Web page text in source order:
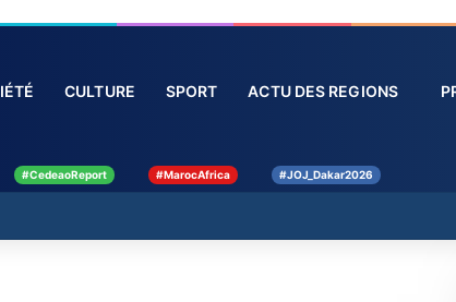
SOCIÉTÉ CULTURE SPORT ACTU DES REGIONS
#CedeaoReport #MarocAfrica #JOJ_Dakar2026